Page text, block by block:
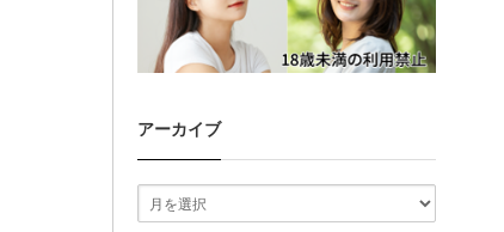
アーカイブ